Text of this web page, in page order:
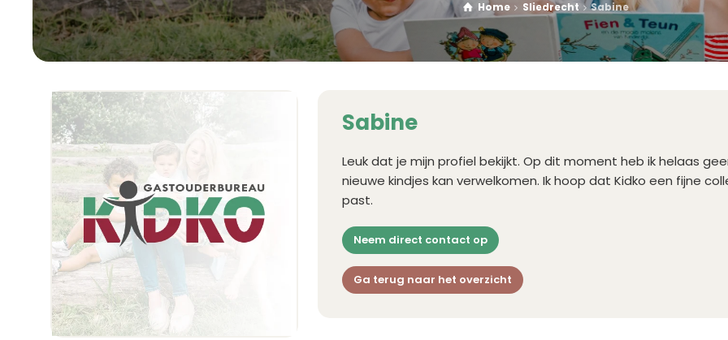
Home Sliedrecht Sabine
Sabine
Leuk dat je mijn profiel bekijkt. Op dit moment heb ik helaas
nieuwe kindjes kan verwelkomen. Ik hoop dat Kidko een fijne
past.
Neem direct contact op
Ga terug naar het overzicht